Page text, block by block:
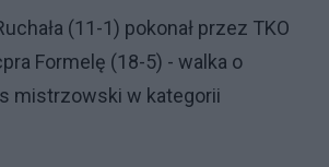
(11-1) pokonał przez TKO
Formelę (18-5) - walka o
mistrzowski w kategorii